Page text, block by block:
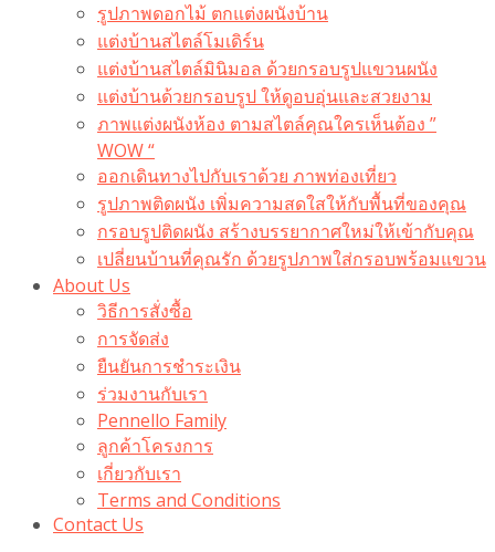
รูปภาพดอกไม้ ตกแต่งผนังบ้าน
แต่งบ้านสไตล์โมเดิร์น
แต่งบ้านสไตล์มินิมอล ด้วยกรอบรูปแขวนผนัง
แต่งบ้านด้วยกรอบรูป ให้ดูอบอุ่นและสวยงาม
ภาพแต่งผนังห้อง ตามสไตล์คุณใครเห็นต้อง ”
WOW “
ออกเดินทางไปกับเราด้วย ภาพท่องเที่ยว
รูปภาพติดผนัง เพิ่มความสดใสให้กับพื้นที่ของคุณ
กรอบรูปติดผนัง สร้างบรรยากาศใหม่ให้เข้ากับคุณ
เปลี่ยนบ้านที่คุณรัก ด้วยรูปภาพใส่กรอบพร้อมแขวน​
About Us
วิธีการสั่งซื้อ
การจัดส่ง
ยืนยันการชำระเงิน
ร่วมงานกับเรา
Pennello Family
ลูกค้าโครงการ
เกี่ยวกับเรา
Terms and Conditions
Contact Us